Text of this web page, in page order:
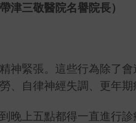
津三敬醫院名譽院長）
神緊張。這些行為除了
、自律神經失調、更年期
晚上五點都得一直進行